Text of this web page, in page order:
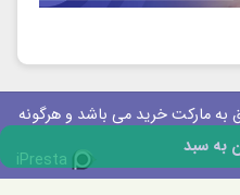
به مارکت خرید می باشد و هرگونه
iPresta